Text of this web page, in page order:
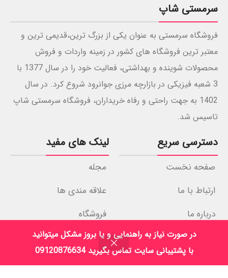
در صورت نیاز به راهنمایی و یا بروز مشکل میتوانید
با پشتیبانی سایت تماس بگیرید 09120876634
سرمستی شاپ
فروشگاه سرمستی به عنوان یکی از بزرگ ترین،قدیمی ترین و
معتبر ترین فروشگاه های کشور در زمینه واردات و فروش
محصولات شوینده و بهداشتی، فعالیت خود را در سال 1377 با
3 شعبه فیزیکی در بازارچه مرزی جوانرود شروع کرد. در سال
1402 به جهت راحتی و رفاه خریداران، فروشگاه سرمستی شاپ
تاسیس شد.
دسترسی سریع
صفحه نخست
ارتباط با ما
درباره ما
لینک های مفید
مجله
علاقه مندی ها
فروشگاه
نمادهای اعتماد
علاقه مندی سبد خرید
حساب کاربری من